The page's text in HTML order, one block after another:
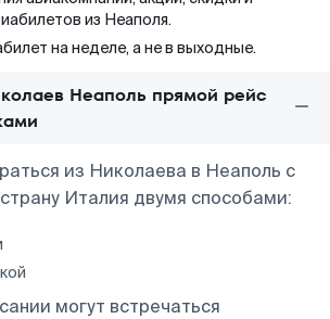
из Неаполя.
на неделе, а не в выходные.
Неаполь прямой рейс
из Николаева в Неаполь с
Италия двумя способами:
могут встречаться